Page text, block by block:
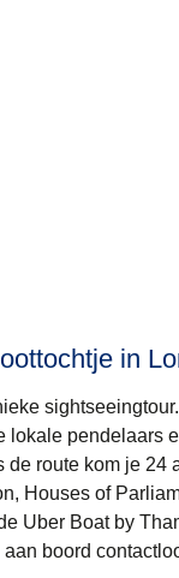
in
lokale pendelaars
de route kom je
Houses of
Uber Boat by
boord